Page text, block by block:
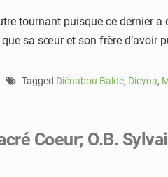
tournant puisque ce dernier
sa sœur et son frère d’avoir
Tagged Diénabou Baldé, Dieyna,
Coeur; O.B.